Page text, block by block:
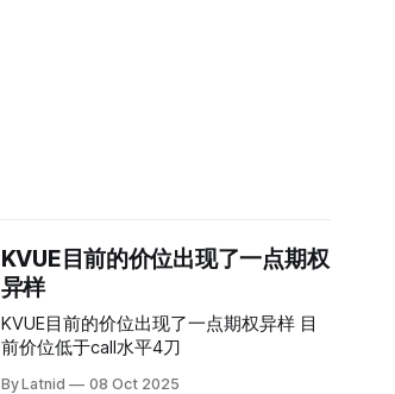
KVUE目前的价位出现了一点期权
异样
KVUE目前的价位出现了一点期权异样 目
前价位低于call水平4刀
By Latnid 08 Oct 2025